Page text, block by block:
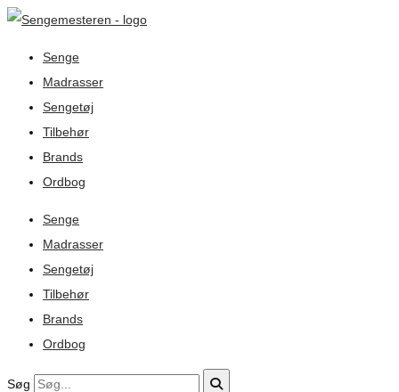
Senge
Madrasser
Sengetøj
Tilbehør
Brands
Ordbog
Senge
Madrasser
Sengetøj
Tilbehør
Brands
Ordbog
Søg